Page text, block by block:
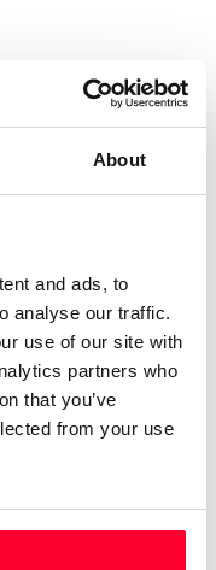
About
and ads, to
analyse our traffic.
use of our site with
partners who
that you’ve
from your use
profeso. Pero, no
no me atrevería a
a nadie, lector
los plazos de
los que publican.
fuera un sastre o
espanta el sólo
y a mis